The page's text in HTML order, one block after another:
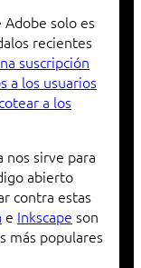
Adobe solo es
recientes
suscripción
a los usuarios
a los
nos sirve para
abierto
contra estas
e Inkscape son
más populares